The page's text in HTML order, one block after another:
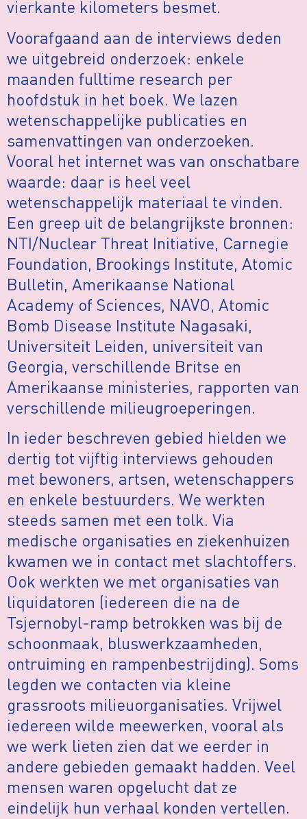
vierkante kilometers besmet.
Voorafgaand aan de interviews deden
we uitgebreid onderzoek: enkele
maanden fulltime research per
hoofdstuk in het boek. We lazen
wetenschappelijke publicaties en
samenvattingen van onderzoeken.
Vooral het internet was van onschatbare
waarde: daar is heel veel
wetenschappelijk materiaal te vinden.
Een greep uit de belangrijkste bronnen:
NTI/Nuclear Threat Initiative, Carnegie
Foundation, Brookings Institute, Atomic
Bulletin, Amerikaanse National
Academy of Sciences, NAVO, Atomic
Bomb Disease Institute Nagasaki,
Universiteit Leiden, universiteit van
Georgia, verschillende Britse en
Amerikaanse ministeries, rapporten van
verschillende milieugroeperingen.
In ieder beschreven gebied hielden we
dertig tot vijftig interviews gehouden
met bewoners, artsen, wetenschappers
en enkele bestuurders. We werkten
steeds samen met een tolk. Via
medische organisaties en ziekenhuizen
kwamen we in contact met slachtoffers.
Ook werkten we met organisaties van
liquidatoren (iedereen die na de
Tsjernobyl-ramp betrokken was bij de
schoonmaak, bluswerkzaamheden,
ontruiming en rampenbestrijding). Soms
legden we contacten via kleine
grassroots milieuorganisaties. Vrijwel
iedereen wilde meewerken, vooral als
we werk lieten zien dat we eerder in
andere gebieden gemaakt hadden. Veel
mensen waren opgelucht dat ze
eindelijk hun verhaal konden vertellen.